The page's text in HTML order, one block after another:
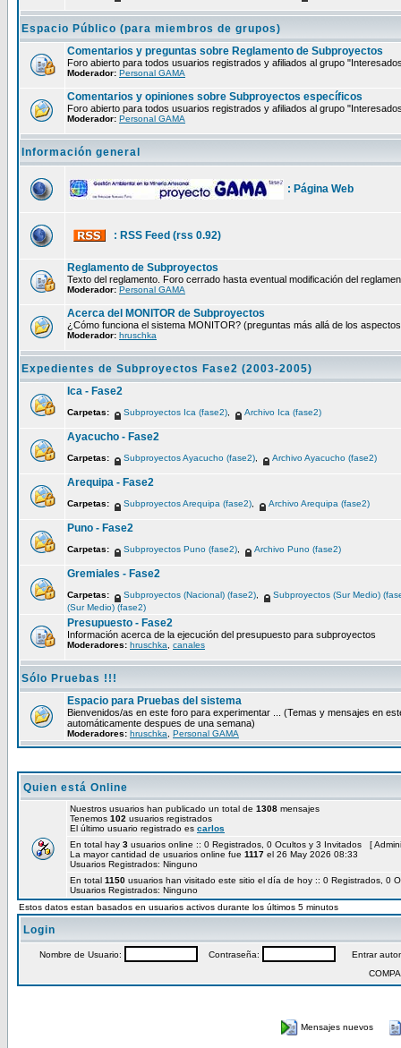
Espacio Público (para miembros de grupos)
Comentarios y preguntas sobre Reglamento de Subproyectos
Foro abierto para todos usuarios registrados y afiliados al grupo
Moderador: Personal GAMA
Comentarios y opiniones sobre Subproyectos específicos
Foro abierto para todos usuarios registrados y afiliados al grupo
Moderador: Personal GAMA
Información general
: Página Web
: RSS Feed (rss 0.92)
Reglamento de Subproyectos
Texto del reglamento. Foro cerrado hasta eventual modificación del
Moderador: Personal GAMA
Acerca del MONITOR de Subproyectos
¿Cómo funciona el sistema MONITOR? (preguntas más allá de los
Moderador: hruschka
Expedientes de Subproyectos Fase2 (2003-2005)
Ica - Fase2
Carpetas: Subproyectos Ica (fase2) Archivo Ica (fase2)
Ayacucho - Fase2
Carpetas: Subproyectos Ayacucho (fase2) Archivo Ayacucho (fase2)
Arequipa - Fase2
Carpetas: Subproyectos Arequipa (fase2) Archivo Arequipa (fase2)
Puno - Fase2
Carpetas: Subproyectos Puno (fase2) Archivo Puno (fase2)
Gremiales - Fase2
Carpetas: Subproyectos (Nacional) (fase2)
Subproyectos (Sur Medio)
(Sur Medio) (fase2)
Presupuesto - Fase2
Información acerca de la ejecución del presupuesto para subproyectos
Moderadores: hruschka canales
Sólo Pruebas !!!
Espacio para Pruebas del sistema
Bienvenidos/as en este foro para experimentar ... (Temas y mensajes en
automáticamente despues de una semana)
Moderadores: hruschka Personal GAMA
Quien está Online
Nuestros usuarios han publicado un total de 1308 mensajes
Tenemos 102 usuarios registrados
El último usuario registrado es carlos
En total hay 3 usuarios online :: 0 Registrados, 0 Ocultos y 3 Invitados [
La mayor cantidad de usuarios online fue 1117 el 26 May 2026 08:33
Usuarios Registrados: Ninguno
En total 1150 usuarios han visitado este sitio el día de hoy :: 0 Registrados, 0
Usuarios Registrados: Ninguno
Estos datos estan basados en usuarios activos durante los últimos 5 minutos
Login
Nombre de Usuario: Contraseña:
Entrar
Mensajes nuevos